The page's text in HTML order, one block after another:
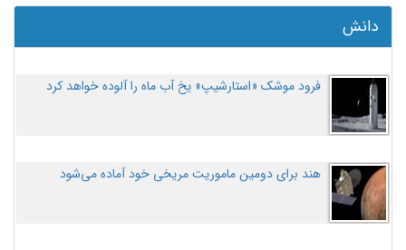
دانش
فرود موشک «استارشیپ» یخ آب ماه را آلوده خواهد کرد
هند برای دومین ماموریت مریخی خود آماده می‌شود